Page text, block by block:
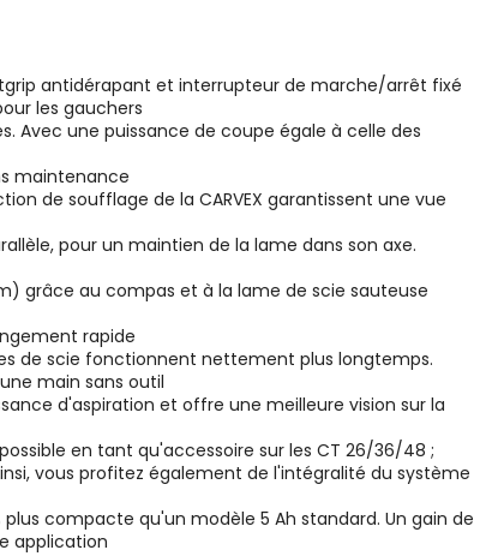
antidérapant et interrupteur de marche/arrêt fixé
les gauchers
Avec une puissance de coupe égale à celle des
maintenance
de soufflage de la CARVEX garantissent une vue
pour un maintien de la lame dans son axe.
grâce au compas et à la lame de scie sauteuse
rapide
de scie fonctionnent nettement plus longtemps.
main sans outil
d'aspiration et offre une meilleure vision sur la
en tant qu'accessoire sur les CT 26/36/48 ;
vous profitez également de l'intégralité du système
compacte qu'un modèle 5 Ah standard. Un gain de
application